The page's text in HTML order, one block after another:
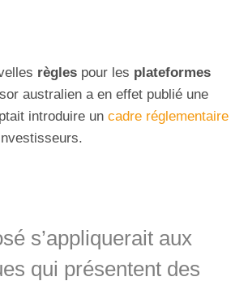
règles pour les plateformes
australien a en effet publié une
introduire un cadre réglementaire
s’appliquerait aux
qui présentent des